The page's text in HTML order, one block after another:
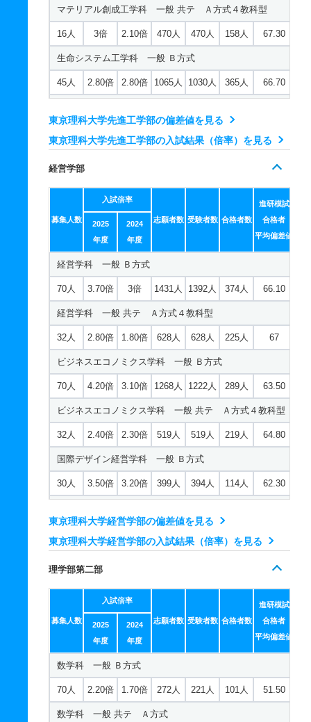
40人 3倍 3.50倍 1157人 1094人 370人 65.80
電気電子情報工学科 一般 Ｓ方式
20人 2.40倍 2.50倍 280人 271人
電気電子情報工学科 一般 共テ Ａ方式４教科型
機械航空宇宙工学科 一般 Ｂ方式
50人 2.90倍 2.70倍 1260人 1194人 411人 66.80
機械航空宇宙工学科 一般 共テ Ａ方式４教科型
2.50倍 2.10倍 68.60
社会基盤工学科 一般 Ｂ方式
42人 2.30倍 2.40倍 887人 856人 366人 64.20
社会基盤工学科 一般 共テ Ａ方式４教科型
15人 2.10倍 2.70倍 293人 293人 138人 67.50
マテリアル創成工学科 一般 共テ Ａ方式４教科型
16人 3倍 2.10倍 470人 470人 158人 67.30
生命システム工学科 一般 Ｂ方式
45人 2.80倍 2.80倍 1065人 1030人 365人 66.70
物理工学科 一般 共テ Ａ方式４教科型
2.30倍 2倍
機能デザイン工学科 一般 Ｂ方式
45人 2.90倍 2.90倍 950人 919人 316人 65.30
機能デザイン工学科 一般 共テ Ａ方式４教科型
16人 3倍 2.90倍 319人 319人 106人 67.90
東京理科大学先進工学部の偏差値を見る
東京理科大学先進工学部の入試結果（倍率）を見る
経営学部
募集人数
入試倍率
志願者数 受験者数 合格者数
進研模試
合格者
平均偏差値
2025
年度
2024
年度
経営学科 一般 Ｂ方式
70人 3.70倍 3倍 1431人 1392人 374人 66.10
経営学科 一般 共テ Ａ方式４教科型
32人 2.80倍 1.80倍 628人 628人 225人 67
ビジネスエコノミクス学科 一般 Ｂ方式
70人 4.20倍 3.10倍 1268人 1222人 289人 63.50
ビジネスエコノミクス学科 一般 共テ Ａ方式４教科型
32人 2.40倍 2.30倍 519人 519人 219人 64.80
国際デザイン経営学科 一般 Ｂ方式
30人 3.50倍 3.20倍 399人 394人 114人 62.30
東京理科大学経営学部の偏差値を見る
東京理科大学経営学部の入試結果（倍率）を見る
理学部第二部
募集人数
入試倍率
志願者数 受験者数 合格者数
進研模試
合格者
平均偏差値
2025
年度
2024
年度
数学科 一般 Ｂ方式
70人 2.20倍 1.70倍 272人 221人 101人 51.50
数学科 一般 共テ Ａ方式